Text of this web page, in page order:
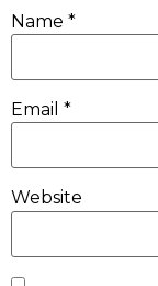
Name *
Email *
Website